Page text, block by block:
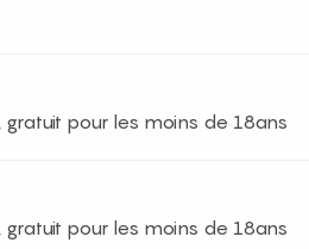
pour les moins de 18ans
pour les moins de 18ans